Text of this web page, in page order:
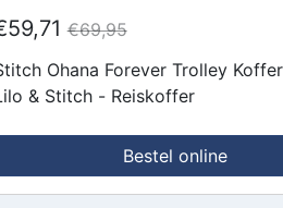
€69,95
Ohana Forever Trolley
& Stitch - Reiskoffer
Bestel online